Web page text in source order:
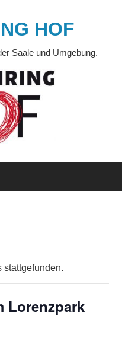
HOF
Saale und Umgebung.
stattgefunden.
Lorenzpark